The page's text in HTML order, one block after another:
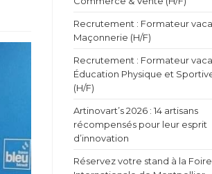
Recrutement : Formateur
Maçonnerie (H/F)
Recrutement : Formateur
Éducation Physique et
(H/F)
Artinovart’s 2026 : 14 artisans
récompensés pour leur esprit
d’innovation
Réservez votre stand à la Foire